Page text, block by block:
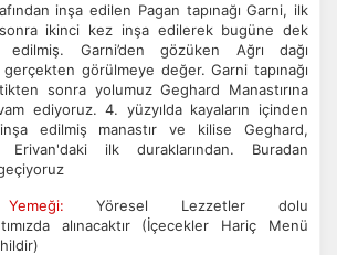
inşa edilen Pagan tapınağı Garni, ilk
sonra ikinci kez inşa edilerek bugüne dek
edilmiş. Garni’den gözüken Ağrı dağı
gerçekten görülmeye değer. Garni tapınağı
sonra yolumuz Geghard Manastırına
ediyoruz. 4. yüzyılda kayaların içinden
edilmiş manastır ve kilise Geghard,
Erivan'daki ilk duraklarından. Buradan
Yemeği:Yöresel Lezzetler dolu
alınacaktır (İçecekler Hariç Menü